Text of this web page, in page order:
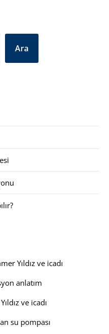
Ara
Yıldız ve icadı
anlatım
ve icadı
su pompası